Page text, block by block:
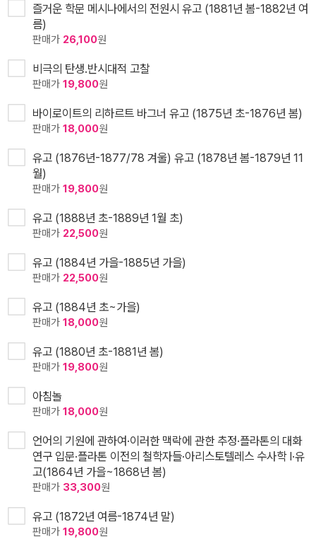
즐거운 학문 메시나에서의 전원시 유고 (1881년 봄-1882년 여
름)
판매가 26,100원
비극의 탄생.반시대적 고찰
판매가 19,800원
바이로이트의 리하르트 바그너 유고 (1875년 초-1876년 봄)
판매가 18,000원
유고 (1876년-1877/78 겨울) 유고 (1878년 봄-1879년 11
월)
판매가 19,800원
유고 (1888년 초-1889년 1월 초)
판매가 22,500원
유고 (1884년 가을-1885년 가을)
판매가 22,500원
유고 (1884년 초~가을)
판매가 18,000원
유고 (1880년 초-1881년 봄)
판매가 19,800원
아침놀
판매가 18,000원
언어의 기원에 관하여·이러한 맥락에 관한 추정·플라톤의 대화
연구 입문·플라톤 이전의 철학자들·아리스토텔레스 수사학 I·유
고(1864년 가을~1868년 봄)
판매가 33,300원
유고 (1872년 여름-1874년 말)
판매가 19,800원